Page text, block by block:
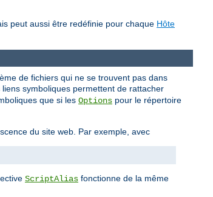
peut aussi être redéfinie pour chaque Hôte
de fichiers qui ne se trouvent pas dans
symboliques permettent de rattacher
que si les Options pour le répertoire
du site web. Par exemple, avec
ScriptAlias fonctionne de la même